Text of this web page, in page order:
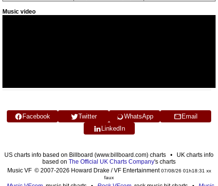
Music video
Facebook Twitter WhatsApp
Email
LinkedIn
US charts info based on Billboard (www.billboard.com) charts • UK charts info
based on The Official UK Charts Company's charts
Music VF © 2007-2026 Howard Drake / VF Entertainment07/08/26 01h18:31 xx
faux